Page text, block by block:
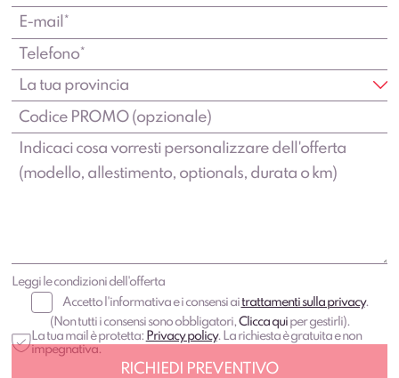
Leggi le condizioni dell'offerta
Accetto l'informativa e i consensi aitrattamenti sulla privacy.
(Non tutti i consensi sono obbligatori,Clicca quiper gestirli).
La tua mail è protetta: Privacy policy. La richiesta è gratuita e non
impegnativa.